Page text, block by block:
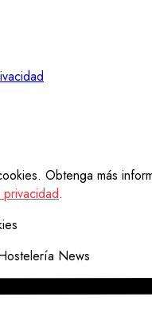
Obtenga más
.